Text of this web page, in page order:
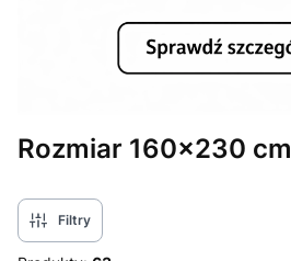
Rozmiar 160x230 cm
Filtry